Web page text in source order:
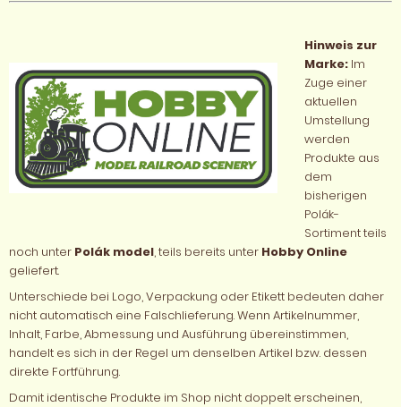
Hinweis zur
Marke: Im
Zuge einer
aktuellen
Umstellung
werden
Produkte aus
dem
bisherigen
Polák-
Sortiment teils
noch unter Polák model, teils bereits unter Hobby Online
geliefert.
Unterschiede bei Logo, Verpackung oder Etikett bedeuten daher
nicht automatisch eine Falschlieferung. Wenn Artikelnummer,
Inhalt, Farbe, Abmessung und Ausführung übereinstimmen,
handelt es sich in der Regel um denselben Artikel bzw. dessen
direkte Fortführung.
Damit identische Produkte im Shop nicht doppelt erscheinen,